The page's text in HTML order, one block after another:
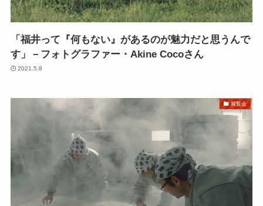
「福井って『何もない』があるのが魅力だと思うんで
す」－フォトグラファー・Akine Cocoさん
2021.5.8
展覧会